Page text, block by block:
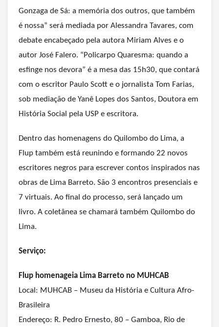
Gonzaga de Sá: a memória dos outros, que também
é nossa” será mediada por Alessandra Tavares, com
debate encabeçado pela autora Miriam Alves e o
autor José Falero. “Policarpo Quaresma: quando a
esfinge nos devora” é a mesa das 15h30, que contará
com o escritor Paulo Scott e o jornalista Tom Farias,
sob mediação de Yanê Lopes dos Santos, Doutora em
História Social pela USP e escritora.
Dentro das homenagens do Quilombo do Lima, a
Flup também está reunindo e formando 22 novos
escritores negros para escrever contos inspirados nas
obras de Lima Barreto. São 3 encontros presenciais e
7 virtuais. Ao final do processo, será lançado um
livro. A coletânea se chamará também Quilombo do
Lima.
Serviço:
Flup homenageia Lima Barreto no MUHCAB
Local: MUHCAB – Museu da História e Cultura Afro-
Brasileira
Endereço: R. Pedro Ernesto, 80 – Gamboa, Rio de